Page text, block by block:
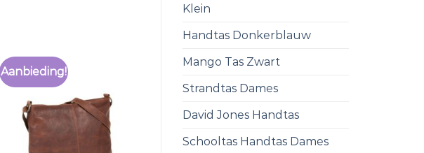
Klein
Handtas Donkerblauw
Mango Tas Zwart
Strandtas Dames
David Jones Handtas
Schooltas Handtas Dames
Aanbieding!